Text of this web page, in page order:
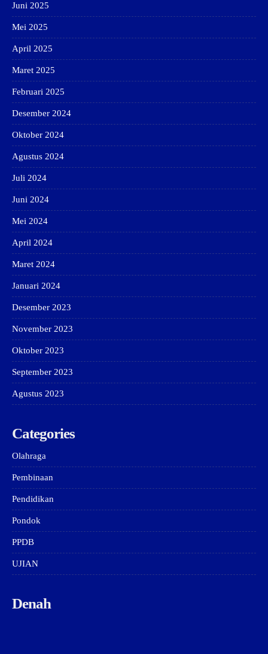
Juni 2025
Mei 2025
April 2025
Maret 2025
Februari 2025
Desember 2024
Oktober 2024
Agustus 2024
Juli 2024
Juni 2024
Mei 2024
April 2024
Maret 2024
Januari 2024
Desember 2023
November 2023
Oktober 2023
September 2023
Agustus 2023
Categories
Olahraga
Pembinaan
Pendidikan
Pondok
PPDB
UJIAN
Denah